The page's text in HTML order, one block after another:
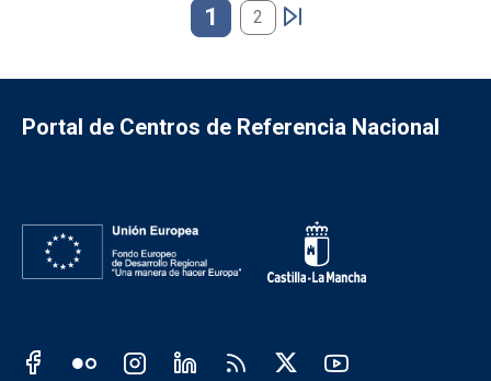
1 2
Portal de Centros de Referencia Nacional
Redes sociales JCCM